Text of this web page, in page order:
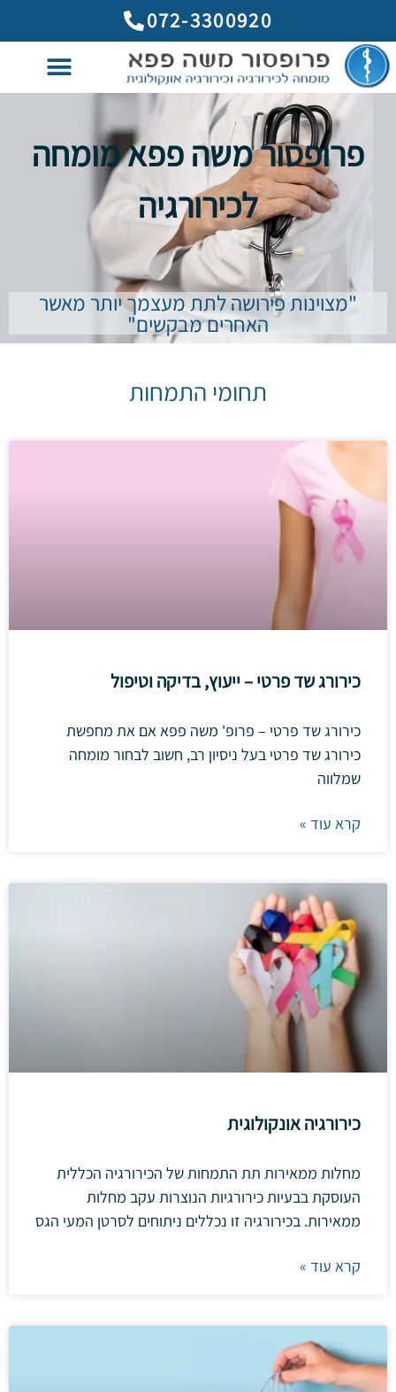
072-3300920
פרופסור משה פפא מומחה
לכירורגיה
"מצוינות פירושה לתת מעצמך יותר מאשר
האחרים מבקשים"
תחומי התמחות
כירורג שד פרטי – ייעוץ, בדיקה וטיפול
כירורג שד פרטי – פרופ' משה פפא אם את מחפשת
כירורג שד פרטי בעל ניסיון רב, חשוב לבחור מומחה
שמלווה
קרא עוד »
כירורגיה אונקולוגית
מחלות ממאירות תת התמחות של הכירורגיה הכללית
העוסקת בבעיות כירורגיות הנוצרות עקב מחלות
ממאירות. בכירורגיה זו נכללים ניתוחים לסרטן המעי הגס
קרא עוד »